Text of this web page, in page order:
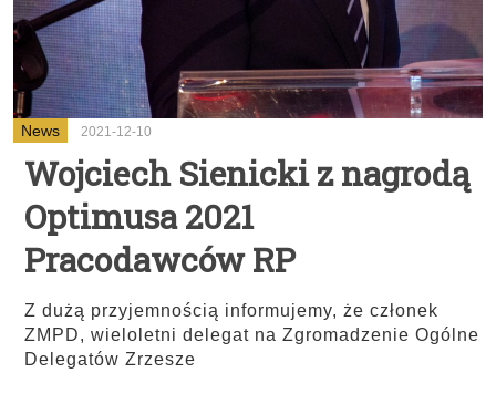
News 2021-12-10
Wojciech Sienicki z nagrodą
Optimusa 2021
Pracodawców RP
Z dużą przyjemnością informujemy, że członek
ZMPD, wieloletni delegat na Zgromadzenie Ogólne
Delegatów Zrzesze